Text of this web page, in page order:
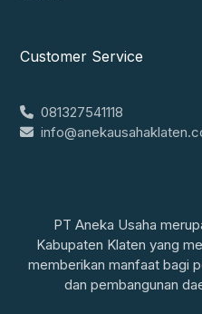
Customer Service
081327541118
PT Aneka Usaha
Kabupaten Klaten yang
memberikan manfaat bagi
dan pembangunan